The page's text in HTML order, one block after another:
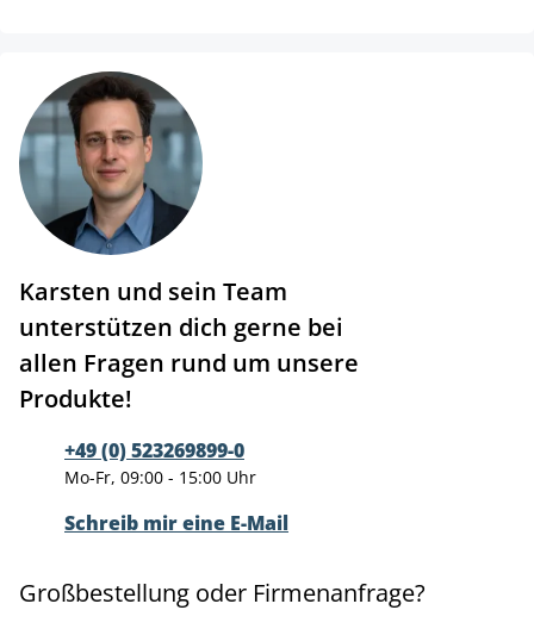
Karsten und sein Team
unterstützen dich gerne bei
allen Fragen rund um unsere
Produkte!
+49 (0) 523269899-0
Mo-Fr, 09:00 - 15:00 Uhr
Schreib mir eine E-Mail
Großbestellung oder Firmenanfrage?